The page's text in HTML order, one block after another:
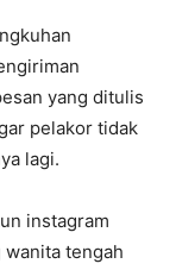
yang ditulis
pelakor tidak
lagi.
instagram
wanita tengah